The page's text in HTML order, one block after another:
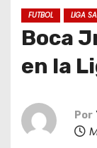
FUTBOL LIGA
Boca
en la
Por